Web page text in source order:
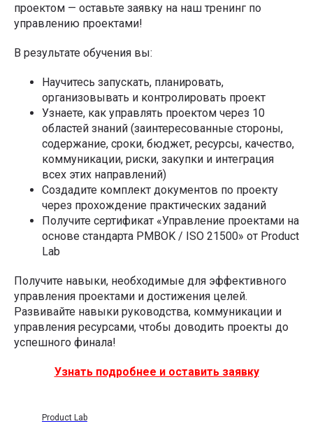
проектом — оставьте заявку на наш тренинг по
управлению проектами!
В результате обучения вы:
Научитесь запускать, планировать,
организовывать и контролировать проект
Узнаете, как управлять проектом через 10
областей знаний (заинтересованные стороны,
содержание, сроки, бюджет, ресурсы, качество,
коммуникации, риски, закупки и интеграция
всех этих направлений)
Создадите комплект документов по проекту
через прохождение практических заданий
Получите сертификат «Управление проектами на
основе стандарта PMBOK / ISO 21500» от Product
Lab
Получите навыки, необходимые для эффективного
управления проектами и достижения целей.
Развивайте навыки руководства, коммуникации и
управления ресурсами, чтобы доводить проекты до
успешного финала!
Узнать подробнее и оставить заявку
Product Lab